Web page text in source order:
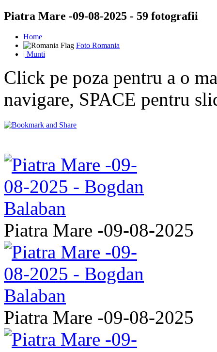
Piatra Mare -09-08-2025 - 59 fotografii
Home
Foto Romania
| Munti
Click pe poza pentru a o
navigare, SPACE pentru
Piatra Mare -09-08-2025
Piatra Mare -09-08-2025